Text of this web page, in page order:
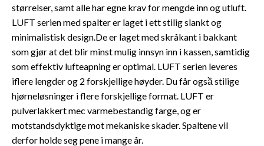
størrelser, samt alle har egne krav for mengde inn og utluft.
LUFT serien med spalter er laget i ett stilig slankt og
minimalistisk design.De er laget med skråkant i bakkant
som gjør at det blir minst mulig innsyn inn i kassen, samtidig
som effektiv lufteapning er optimal. LUFT serien leveres
iflere lengder og 2 forskjellige høyder. Du får ogsầ stilige
hjørneløsninger i flere forskjellige format. LUFT er
pulverlakkert mec varmebestandig farge, og er
motstandsdyktige mot mekaniske skader. Spaltene vil
derfor holde seg pene i mange år.